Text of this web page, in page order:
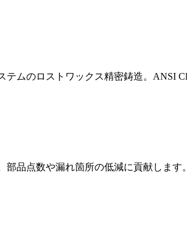
ムのロストワックス精密鋳造。ANSI
品点数や漏れ箇所の低減に貢献します。